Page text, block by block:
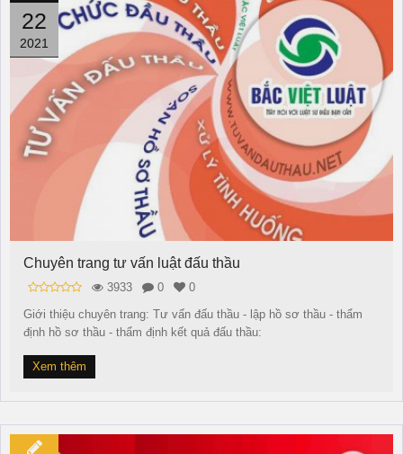
22
2021
Chuyên trang tư vấn luật đấu thầu
3933 0
0
Giới thiệu chuyên trang: Tư vấn đấu thầu - lập hồ sơ thầu - thẩm
định hồ sơ thầu - thẩm định kết quả đấu thầu:
Xem thêm